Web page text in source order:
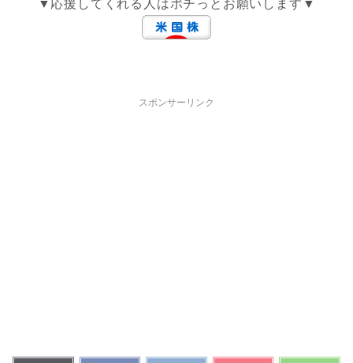
▼応援してくれる人はポチっとお願いします▼
スポンサーリンク